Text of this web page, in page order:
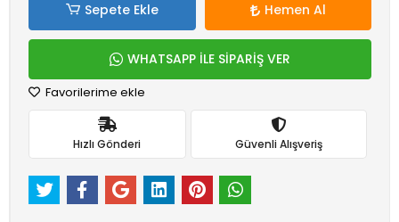
Sepete Ekle Hemen Al
WHATSAPP İLE SİPARİŞ VER
Favorilerime ekle
Hızlı Gönderi Güvenli Alışveriş